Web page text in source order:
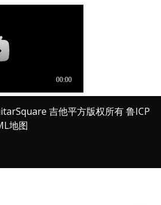
吉他平方版权所有鲁ICP
地图